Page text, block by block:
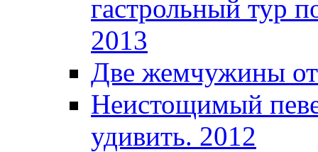
гастрольный тур
2013
Две жемчужины
Неистощимый
удивить. 2012